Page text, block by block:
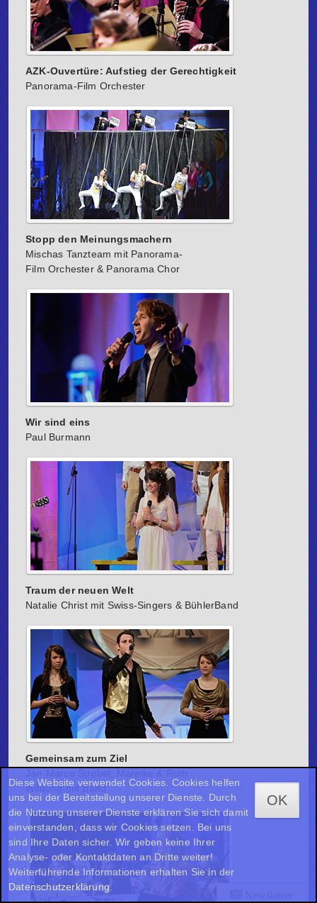
AZK-Ouvertüre: Aufstieg der Gerechtigkeit
Panorama-Film Orchester
Stopp den Meinungsmachern
Mischas Tanzteam mit Panorama-
Film Orchester & Panorama Chor
Wir sind eins
Paul Burmann
Traum der neuen Welt
Natalie Christ mit Swiss-Singers & BühlerBand
Gemeinsam zum Ziel
Wildung mit Band
Diese Website verwendet Cookies. Cookies helfen
uns bei der Bereitstellung unserer Dienste. Durch
die Nutzung unserer Dienste erklären Sie sich damit
einverstanden, dass wir Cookies setzen. Bei uns
sind Ihre Daten sicher. Wir geben keine Ihrer
Analyse- oder Kontaktdaten an Dritte weiter!
Weiterführende Informationen erhalten Sie in der
Datenschutzerklärung.
OK